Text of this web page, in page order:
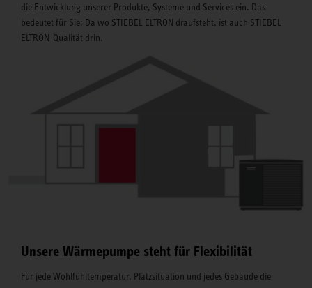
die Entwicklung unserer Produkte, Systeme und Services ein. Das
bedeutet für Sie: Da wo STIEBEL ELTRON draufsteht, ist auch STIEBEL
ELTRON-Qualität drin.
Unsere Wärmepumpe steht für Flexibilität
Für jede Wohlfühltemperatur, Platzsituation und jedes Gebäude die